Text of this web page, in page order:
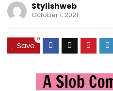
Stylishweb
October 1, 2021
Save
0